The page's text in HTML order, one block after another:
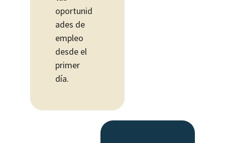
oportunid
ades de
empleo
desde el
primer
día.